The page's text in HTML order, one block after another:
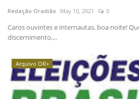
Redação Oradião May 10, 2021 0
Caros ouvintes e internautas, boa noite!
discernimento,...
Arquivo OR+